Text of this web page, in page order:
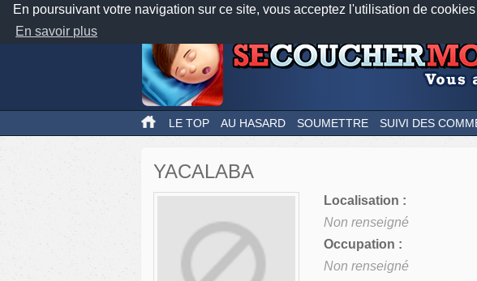
En poursuivant votre navigation sur ce site, vous acceptez l'utilisation de
En savoir plus
Nos
LE TOP AU HASARD SOUMETTRE SUIVI DES
YACALABA
Localisation :
Non renseigné
Occupation :
Non renseigné